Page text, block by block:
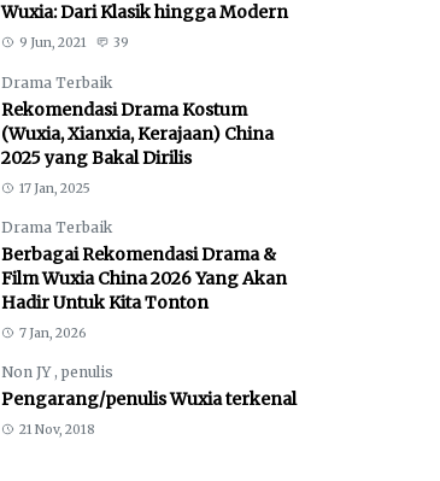
Wuxia: Dari Klasik hingga Modern
9 Jun, 2021 39
Drama Terbaik
Rekomendasi Drama Kostum
(Wuxia, Xianxia, Kerajaan) China
2025 yang Bakal Dirilis
17 Jan, 2025
Drama Terbaik
Berbagai Rekomendasi Drama &
Film Wuxia China 2026 Yang Akan
Hadir Untuk Kita Tonton
7 Jan, 2026
Non JY , penulis
Pengarang/penulis Wuxia terkenal
21 Nov, 2018